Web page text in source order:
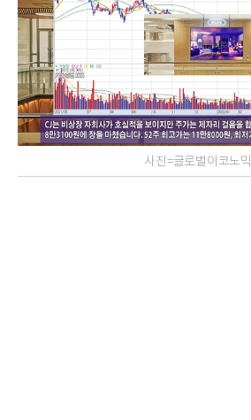
사진=글로벌이코노믹